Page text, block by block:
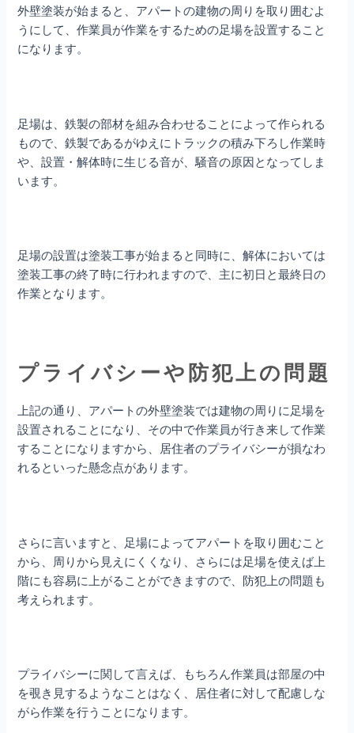
外壁塗装が始まると、アパートの建物の周りを取り囲むよ
うにして、作業員が作業をするための足場を設置すること
になります。
足場は、鉄製の部材を組み合わせることによって作られる
もので、鉄製であるがゆえにトラックの積み下ろし作業時
や、設置・解体時に生じる音が、騒音の原因となってしま
います。
足場の設置は塗装工事が始まると同時に、解体においては
塗装工事の終了時に行われますので、主に初日と最終日の
作業となります。
プライバシーや防犯上の問題
上記の通り、アパートの外壁塗装では建物の周りに足場を
設置されることになり、その中で作業員が行き来して作業
することになりますから、居住者のプライバシーが損なわ
れるといった懸念点があります。
さらに言いますと、足場によってアパートを取り囲むこと
から、周りから見えにくくなり、さらには足場を使えば上
階にも容易に上がることができますので、防犯上の問題も
考えられます。
プライバシーに関して言えば、もちろん作業員は部屋の中
を覗き見するようなことはなく、居住者に対して配慮しな
がら作業を行うことになります。